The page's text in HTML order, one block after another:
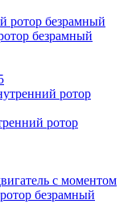
безрамный
ротор
с моментом